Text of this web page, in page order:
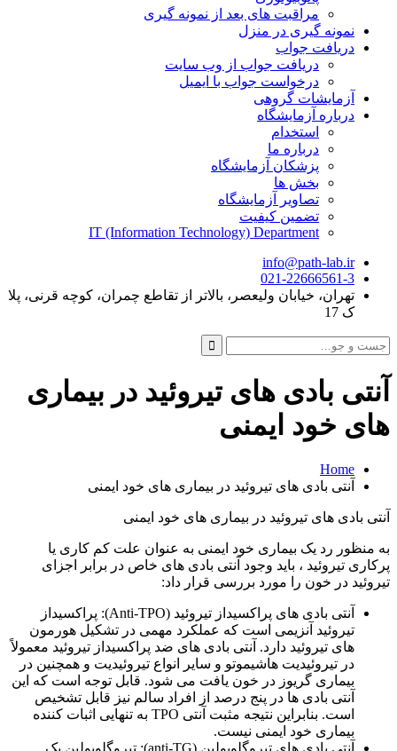
مراقبت های بعد از نمونه گیری
نمونه گیری در منزل
دریافت جواب
دریافت جواب از وب سایت
درخواست جواب با ایمیل
آزمایشات گروهی
درباره آزمایشگاه
استخدام
درباره ما
پزشکان آزمایشگاه
بخش ها
تصاویر آزمایشگاه
تضمین کیفیت
IT (Information Technology) Department
info@path-lab.ir
021-22666561-3
تهران، خیابان ولیعصر، بالاتر از تقاطع چمران، کوچه قرنی، پلا
ک 17
جست
و
جو
برای:
آنتی بادی های تیروئید در بیماری
های خود ایمنی
Home
آنتی بادی های تیروئید در بیماری های خود ایمنی
آنتی بادی های تیروئید در بیماری های خود ایمنی
به منظور رد یک بیماری خود ایمنی به عنوان علت کم کاری یا
پرکاری تیروئید ، باید وجود آنتی بادی های خاص در برابر اجزای
تیروئید در خون را مورد بررسی قرار داد:
آنتی بادی های پراکسیداز تیروئید (Anti-TPO): پراکسیداز
تیروئید آنزیمی است که عملکرد مهمی در تشکیل هورمون
های تیروئید دارد. آنتی بادی های ضد پراکسیداز تیروئید معمولاً
در تیروئیدیت هاشیموتو و سایر انواع تیروئیدیت و همچنین در
بیماری گریوز در خون یافت می شود. قابل توجه است که این
آنتی بادی ها در پنج درصد از افراد سالم نیز قابل تشخیص
است. بنابراین نتیجه مثبت آنتی TPO به تنهایی اثبات کننده
بیماری خود ایمنی نیست.
آنتی بادی های تیروگلوبولین (anti-TG): تیروگلوبولین یک